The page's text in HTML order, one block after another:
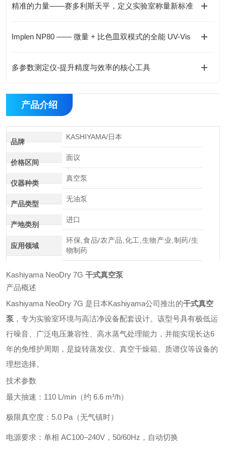
精准的力量——赛多利斯天平，定义实验室称量新标准
Implen NP80 —— 微量 + 比色皿双模式的全能 UV-Vis
多参数测定仪-提升精度与效率的核心工具
产品介绍
品牌
KASHIYAMA/日本
价格区间
面议
仪器种类
真空泵
产品类型
无油泵
产地类别
进口
应用领域
环保,食品/农产品,化工,生物产业,制药/生
物制药
Kashiyama NeoDry 7G 干式真空泵
产品概述
Kashiyama NeoDry 7G 是日本Kashiyama公司推出的干式真空
泵 ，专为实验室环境与高洁净设备配套设计。该型号具有极低运
行噪音、广泛电压兼容性、高水蒸气处理能力，并能实现长达6
年的免维护周期，是旋转蒸发仪、真空干燥箱、质谱仪等设备的
理想选择。
技术参数
最大抽速：110 L/min（约 6.6 m³/h）
极限真空度：5.0 Pa（无气镇时）
电源要求：单相 AC100–240V，50/60Hz，自动切换